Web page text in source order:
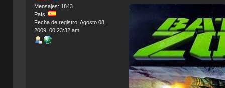
Mensajes: 1843
País:
Fecha de registro: Agosto 08,
2009, 00:23:32 am